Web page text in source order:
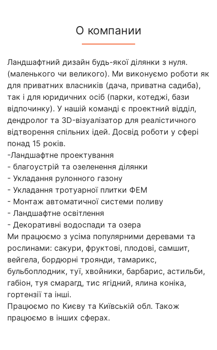
О компании
Ландшафтний дизайн будь-якої ділянки з нуля.
(маленького чи великого). Ми виконуємо роботи як
для приватних власників (дача, приватна садиба),
так і для юридичних осіб (парки, котеджі, бази
відпочинку). У нашій команді є проектний відділ,
дендролог та 3D-візуалізатор для реалістичного
відтворення спільних ідей. Досвід роботи у сфері
понад 15 років.
-Ландшафтне проектування
- благоустрій та озеленення ділянки
- Укладання рулонного газону
- Укладання тротуарної плитки ФЕМ
- Монтаж автоматичної системи поливу
- Ландшафтне освітлення
- Декоративні водоспади та озера
Ми працюємо з усіма популярними деревами та
рослинами: сакури, фруктові, плодові, самшит,
вейгела, бордюрні троянди, тамарикс,
бульбоплодник, туї, хвойники, барбарис, астильби,
габіон, туя смарагд, тис ягідний, ялина коніка,
гортензії та інші.
Працюємо по Києву та Київській обл. Також
працюємо в інших сферах.